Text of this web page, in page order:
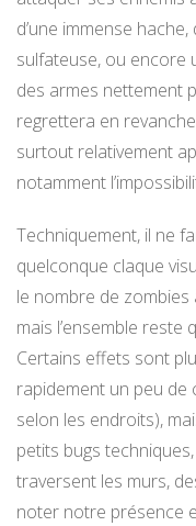
d’une immense hache,
sulfateuse, ou encore
des armes nettement
regrettera en
surtout relativement
notamment
Techniquement, il ne
quelconque claque
le nombre de zombies
mais l’ensemble reste
Certains effets sont
rapidement un peu de
selon les endroits),
petits bugs
traversent les murs,
noter notre présence